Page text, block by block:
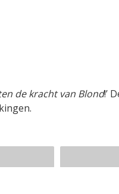
de kracht van Blond!’